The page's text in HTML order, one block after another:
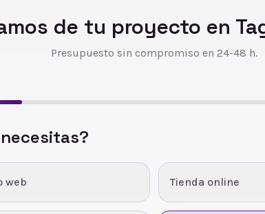
de tu proyecto en
Presupuesto sin compromiso en 24-48 h.
web Tienda online